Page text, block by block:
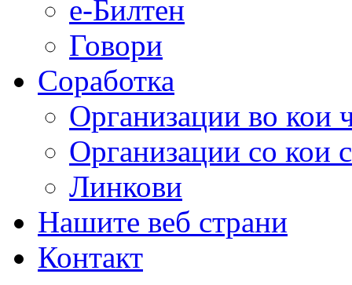
е-Билтен
Говори
Соработка
Организации во кои
Организации со кои
Линкови
Нашите веб страни
Контакт